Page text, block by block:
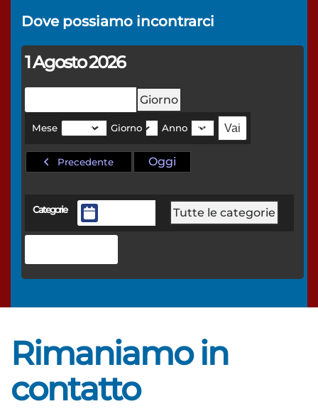
Dove possiamo incontrarci
1 Agosto 2026
Giorno
Mese Giorno Anno
Precedente Oggi
Categorie Tutte le categorie
Rimaniamo in
contatto